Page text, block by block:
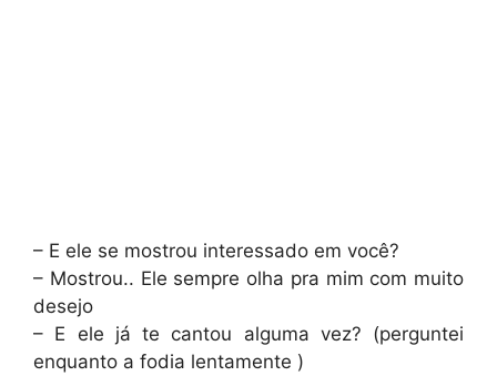
– E ele se mostrou interessado em você?
– Mostrou.. Ele sempre olha pra mim com muito
desejo
– E ele já te cantou alguma vez? (perguntei
enquanto a fodia lentamente )